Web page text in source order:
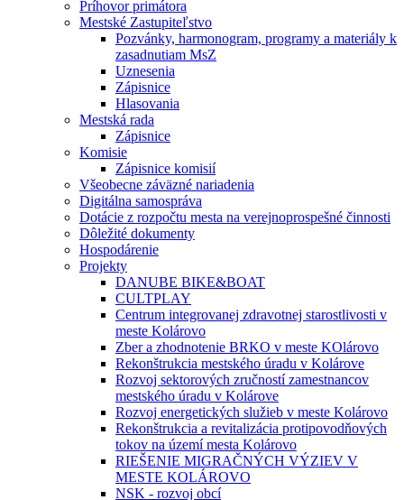
Príhovor primátora
Mestské Zastupiteľstvo
Pozvánky, harmonogram, programy a materiály k
zasadnutiam MsZ
Uznesenia
Zápisnice
Hlasovania
Mestská rada
Zápisnice
Komisie
Zápisnice komisií
Všeobecne záväzné nariadenia
Digitálna samospráva
Dotácie z rozpočtu mesta na verejnoprospešné činnosti
Dôležité dokumenty
Hospodárenie
Projekty
DANUBE BIKE&BOAT
CULTPLAY
Centrum integrovanej zdravotnej starostlivosti v
meste Kolárovo
Zber a zhodnotenie BRKO v meste KOlárovo
Rekonštrukcia mestského úradu v Kolárove
Rozvoj sektorových zručností zamestnancov
mestského úradu v Kolárove
Rozvoj energetických služieb v meste Kolárovo
Rekonštrukcia a revitalizácia protipovodňových
tokov na území mesta Kolárovo
RIEŠENIE MIGRAČNÝCH VÝZIEV V
MESTE KOLÁROVO
NSK - rozvoj obcí